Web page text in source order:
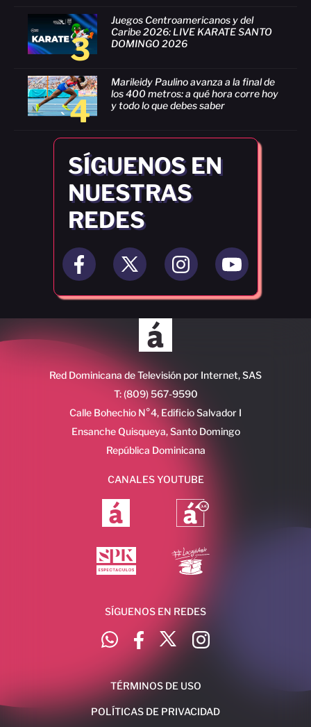
3
Juegos Centroamericanos y del
Caribe 2026: LIVE KARATE SANTO
DOMINGO 2026
4
Marileidy Paulino avanza a la final de
los 400 metros: a qué hora corre hoy
y todo lo que debes saber
SÍGUENOS EN
NUESTRAS
REDES
Red Dominicana de Televisión por Internet, SAS
T: (809) 567-9590
Calle Bohechio N°4, Edificio Salvador I
Ensanche Quisqueya, Santo Domingo
República Dominicana
CANALES YOUTUBE
SÍGUENOS EN REDES
TÉRMINOS DE USO
POLÍTICAS DE PRIVACIDAD